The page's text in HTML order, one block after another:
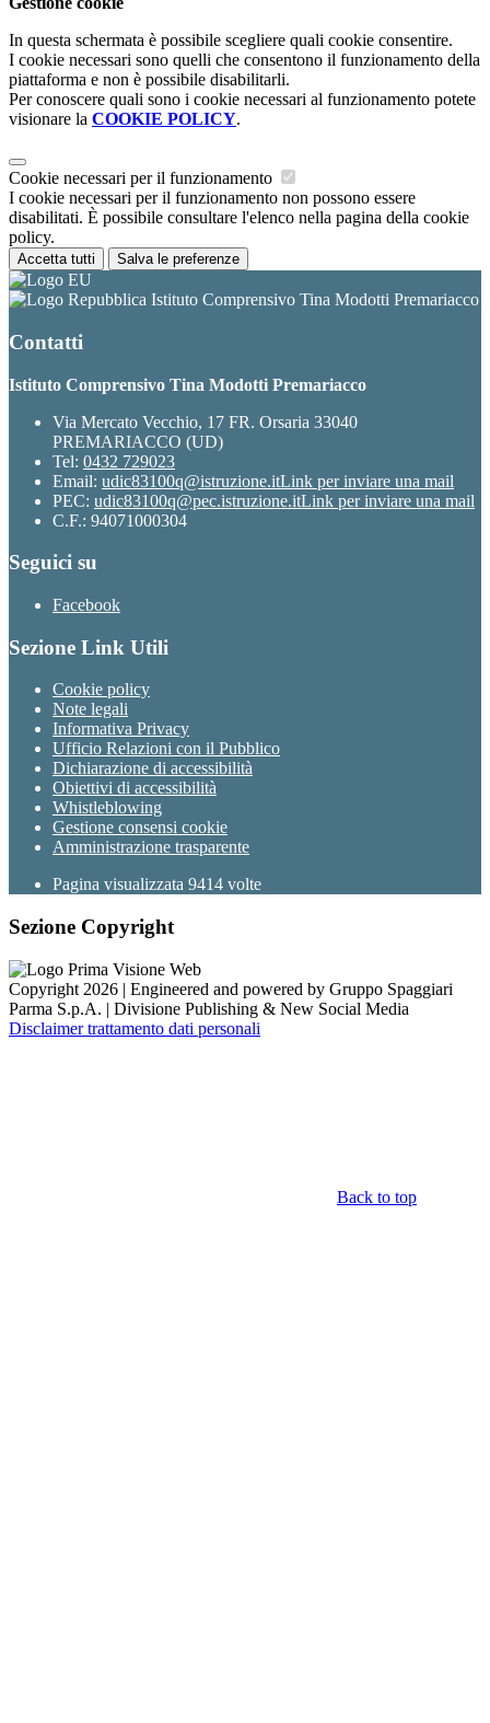
In questa schermata è possibile scegliere quali cookie consentire.
I cookie necessari sono quelli che consentono il funzionamento della
piattaforma e non è possibile disabilitarli.
Per conoscere quali sono i cookie necessari al funzionamento potete
visionare la COOKIE POLICY.
Cookie necessari per il funzionamento
I cookie necessari per il funzionamento non possono essere
disabilitati. È possibile consultare l'elenco nella pagina della cookie
policy.
Accetta tutti Salva le preferenze
Istituto Comprensivo Tina Modotti Premariacco
Contatti
Istituto Comprensivo Tina Modotti Premariacco
Via Mercato Vecchio, 17 FR. Orsaria 33040
PREMARIACCO (UD)
Tel: 0432 729023
Email: udic83100q@istruzione.itLink per inviare una mail
PEC: udic83100q@pec.istruzione.itLink per inviare una mail
C.F.: 94071000304
Seguici su
Facebook
Sezione Link Utili
Cookie policy
Note legali
Informativa Privacy
Ufficio Relazioni con il Pubblico
Dichiarazione di accessibilità
Obiettivi di accessibilità
Whistleblowing
Gestione consensi cookie
Amministrazione trasparente
Pagina visualizzata 9414 volte
Sezione Copyright
Copyright 2026 | Engineered and powered by Gruppo Spaggiari
Parma S.p.A. | Divisione Publishing & New Social Media
Disclaimer trattamento dati personali
Back to top